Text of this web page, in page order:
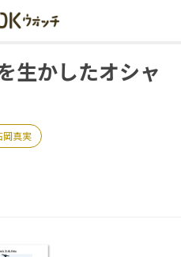
生かしたオシャ
岡真実